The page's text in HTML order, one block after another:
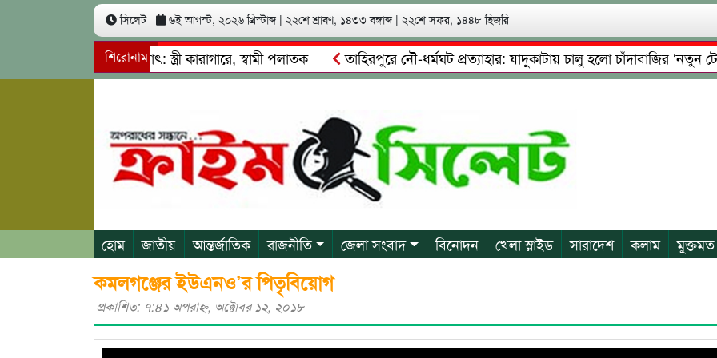
সিলেট ৬ই আগস্ট, ২০২৬ খ্রিস্টাব্দ | ২২শে শ্রাবণ, ১৪৩৩ বঙ্গাব্দ | ২২শে সফর, ১৪৪৮ হিজরি
শিরোনাম
কোটি টাকা আত্মসাৎ: স্ত্রী কারাগারে, স্বামী পলাতক তাহিরপুরে নৌ-ধর্মঘট প্রত্যাহার: যাদুকাটায় চালু হলো চাঁদাবাজির ‘নতুন টোল’!
ও শ্রমিকদের মারধর
নগরীতে কোটি টাকার সম্পত্তি দখলের চেষ্টা: গ্রেফতারের পর জামিনে মূক্ত রাসেল, আতঙ্কে পরিবার
হোম জাতীয় আন্তর্জাতিক রাজনীতি জেলা সংবাদ বিনোদন খেলা স্লাইড সারাদেশ কলাম মুক্তমত
কমলগঞ্জের ইউএনও’র পিতৃবিয়োগ
প্রকাশিত: ৭:৪১ অপরাহ্ণ, অক্টোবর ১২, ২০১৮